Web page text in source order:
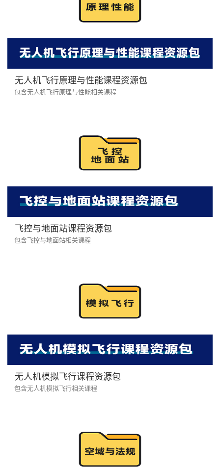
无人机飞行原理与性能课程资源包
包含无人机飞行原理与性能相关课程
飞控与地面站课程资源包
包含飞控与地面站相关课程
无人机模拟飞行课程资源包
包含无人机模拟飞行相关课程